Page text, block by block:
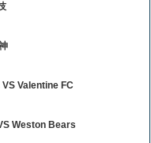
Valentine FC
Weston Bears